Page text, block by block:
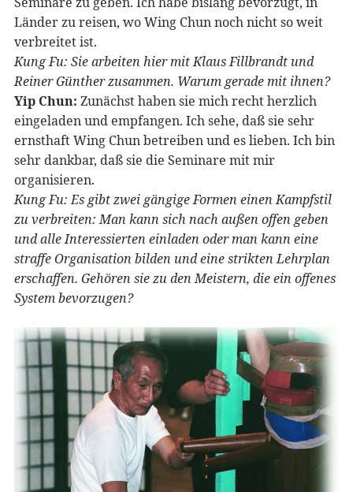
Länder zu reisen, wo Wing Chun noch nicht so weit
verbreitet ist.
Kung Fu: Sie arbeiten hier mit Klaus Fillbrandt und
Reiner Günther zusammen. Warum gerade mit ihnen?
Yip Chun: Zunächst haben sie mich recht herzlich
eingeladen und empfangen. Ich sehe, daß sie sehr
ernsthaft Wing Chun betreiben und es lieben. Ich bin
sehr dankbar, daß sie die Seminare mit mir
organisieren.
Kung Fu: Es gibt zwei gängige Formen einen Kampfstil
zu verbreiten: Man kann sich nach außen offen geben
und alle Interessierten einladen oder man kann eine
straffe Organisation bilden und eine strikten Lehrplan
erschaffen. Gehören sie zu den Meistern, die ein offenes
System bevorzugen?